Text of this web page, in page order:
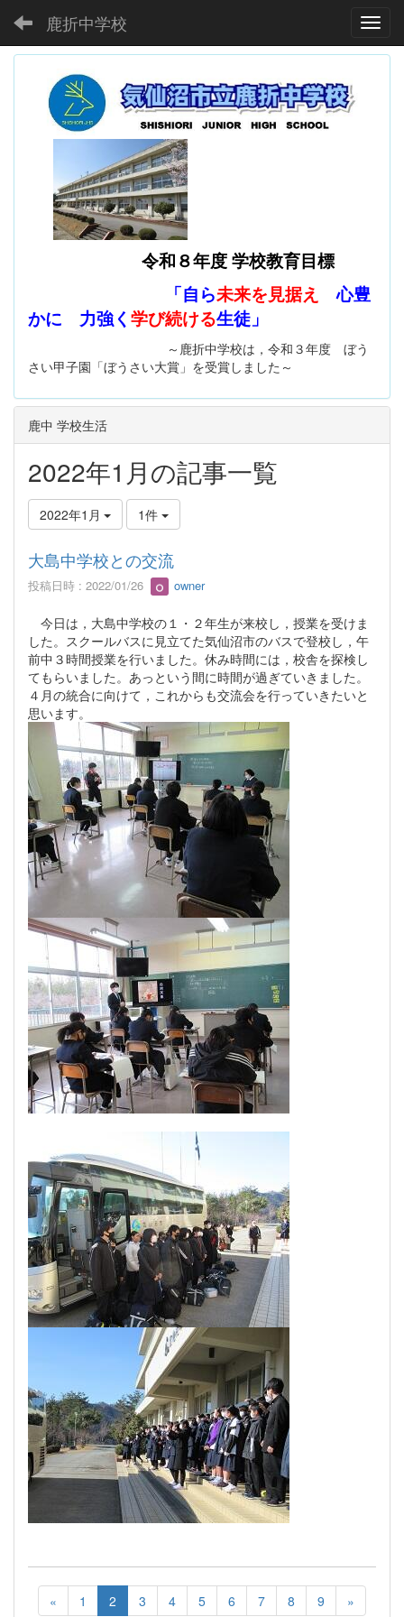
鹿折中学校
令和８年度 学校教育目標
「自ら未来を見据え
心豊
かに 力強く 学び続ける生徒」
～鹿折中学校は，令和３年度 ぼう
さい甲子園「ぼうさい大賞」を受賞しました～
鹿中 学校生活
2022年1月の記事一覧
2022年1月 1件
大島中学校との交流
投稿日時 : 2022/01/26 owner
今日は，大島中学校の１・２年生が来校し，授業を受けま
した。スクールバスに見立てた気仙沼市のバスで登校し，午
前中３時間授業を行いました。休み時間には，校舎を探検し
てもらいました。あっという間に時間が過ぎていきました。
４月の統合に向けて，これからも交流会を行っていきたいと
思います。
« 1 2 3 4 5 6 7 8 9 »